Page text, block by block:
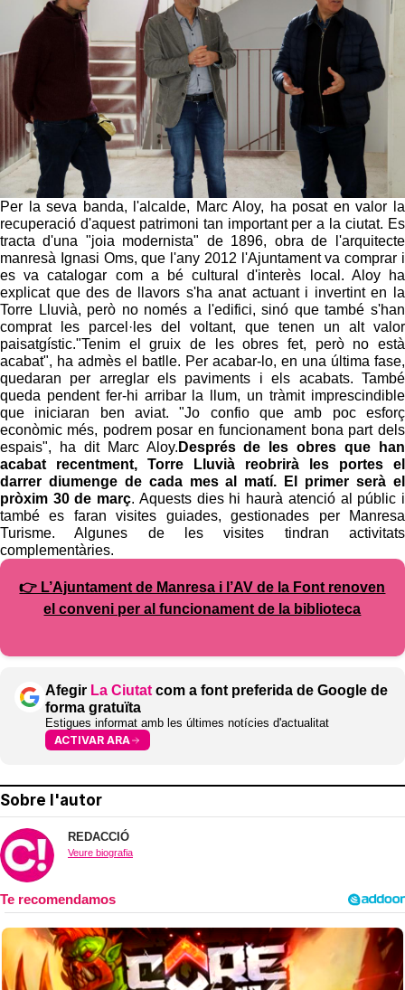
Per la seva banda, l'alcalde, Marc Aloy, ha posat en valor la
recuperació d'aquest patrimoni tan important per a la ciutat. Es
tracta d'una "joia modernista" de 1896, obra de l'arquitecte
manresà Ignasi Oms, que l'any 2012 l'Ajuntament va comprar i
es va catalogar com a bé cultural d'interès local. Aloy ha
explicat que des de llavors s'ha anat actuant i invertint en la
Torre Lluvià, però no només a l'edifici, sinó que també s'han
comprat les parcel·les del voltant, que tenen un alt valor
paisatgístic."Tenim el gruix de les obres fet, però no està
acabat", ha admès el batlle. Per acabar-lo, en una última fase,
quedaran per arreglar els paviments i els acabats. També
queda pendent fer-hi arribar la llum, un tràmit imprescindible
que iniciaran ben aviat. "Jo confio que amb poc esforç
econòmic més, podrem posar en funcionament bona part dels
espais", ha dit Marc Aloy. Després de les obres que han
acabat recentment, Torre Lluvià reobrirà les portes el
darrer diumenge de cada mes al matí. El primer serà el
pròxim 30 de març. Aquests dies hi haurà atenció al públic i
també es faran visites guiades, gestionades per Manresa
Turisme. Algunes de les visites tindran activitats
complementàries.
👉 L’Ajuntament de Manresa i l’AV de la Font renoven
el conveni per al funcionament de la biblioteca
Afegir La Ciutat com a font preferida de Google de
forma gratuïta
Estigues informat amb les últimes notícies d'actualitat
ACTIVAR ARA
Sobre l'autor
REDACCIÓ
Veure biografia